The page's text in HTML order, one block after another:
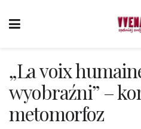
„La voix
wyobraźni” –
metomorfoz